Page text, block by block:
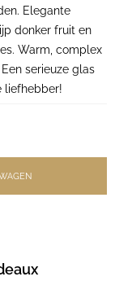
Elegante
donker fruit en
Warm, complex
serieuze glas
liefhebber!